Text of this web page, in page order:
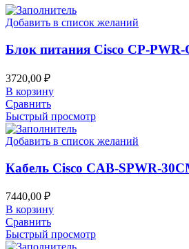
Добавить в список желаний
Блок питания Cisco CP-PWR-
3720,00 ₽
В корзину
Сравнить
Быстрый просмотр
Добавить в список желаний
Кабель Cisco CAB-SPWR-
7440,00 ₽
В корзину
Сравнить
Быстрый просмотр